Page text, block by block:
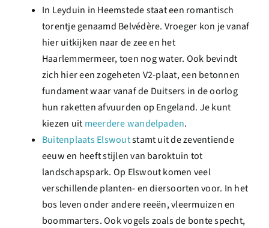
In Leyduin in Heemstede staat een romantisch
torentje genaamd Belvédère. Vroeger kon je vanaf
hier uitkijken naar de zee en het
Haarlemmermeer, toen nog water. Ook bevindt
zich hier een zogeheten V2-plaat, een betonnen
fundament waar vanaf de Duitsers in de oorlog
hun raketten afvuurden op Engeland. Je kunt
kiezen uit meerdere wandelpaden.
Buitenplaats Elswoutstamt uit de zeventiende
eeuw en heeft stijlen van baroktuin tot
landschapspark. Op Elswout komen veel
verschillende planten- en diersoorten voor. In het
bos leven onder andere reeën, vleermuizen en
boommarters. Ook vogels zoals de bonte specht,